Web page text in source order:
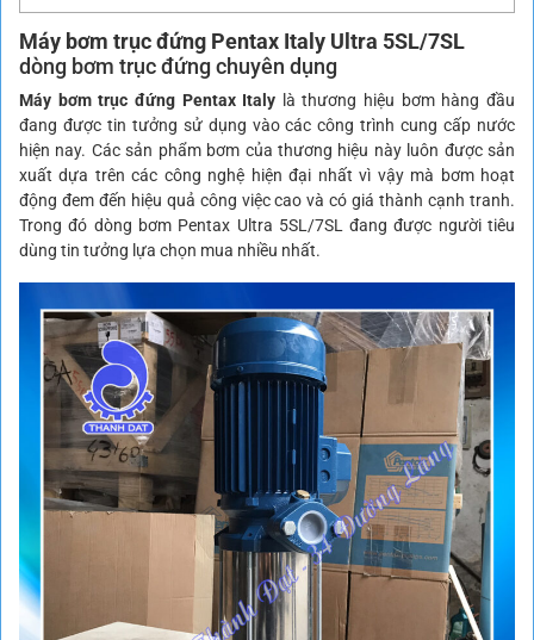
Máy bơm trục đứng Pentax Italy Ultra 5SL/7SL
dòng bơm trục đứng chuyên dụng
Máy bơm trục đứng Pentax Italy là thương hiệu bơm hàng đầu
đang được tin tưởng sử dụng vào các công trình cung cấp nước
hiện nay. Các sản phẩm bơm của thương hiệu này luôn được sản
xuất dựa trên các công nghệ hiện đại nhất vì vậy mà bơm hoạt
động đem đến hiệu quả công việc cao và có giá thành cạnh tranh.
Trong đó dòng bơm Pentax Ultra 5SL/7SL đang được người tiêu
dùng tin tưởng lựa chọn mua nhiều nhất.